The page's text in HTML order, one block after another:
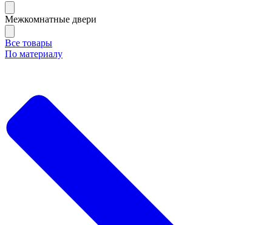
Межкомнатные двери
Все товары
По материалу